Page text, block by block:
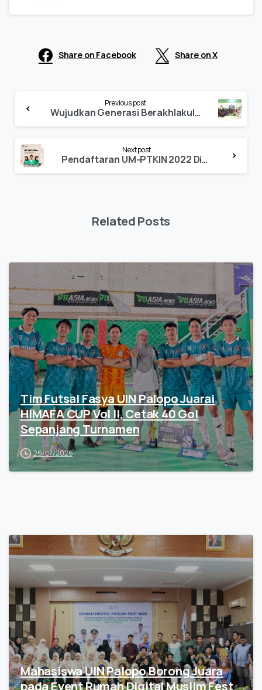
Share on Facebook Share on X
Reading
Previous post
Wujudkan Generasi Berakhlakul Karimah, Safari Ramadan HMPS PBI IAIN Palopo Sukses Digelar
Next post
Pendaftaran UM-PTKIN 2022 Dibuka, Simak Syarat dan Cara Daftarnya
Related Posts
Tim Futsal Fasya UIN Palopo Juarai
HIMAFA CUP Vol II, Cetak 40 Gol
Sepanjang Turnamen
26/07/2026
Mahasiswa UIN Palopo Borong Juara
pada Event Rumah Digital Muslim Fest